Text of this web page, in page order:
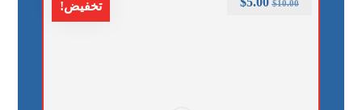
تخفيض! $10.00